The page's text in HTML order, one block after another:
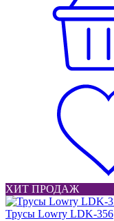
ХИТ ПРОДАЖ
Трусы Lowry LDK-356